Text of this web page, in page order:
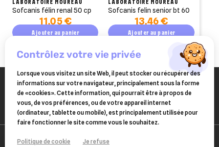
LABORATOIRE MOUREAU
sofcanis félin renal 50 cp
11,05 €
Ajouter au panier
LABORATOIRE MOUREAU
sofcanis felin senior bt 60
13,46 €
Ajouter au panier
add_circle_outline Créer une nouvelle liste
((cancelText)) ((modalDeleteText))
Annuler Créer une liste d'envies
Annuler Connexion
contrôlez votre vie privée
Lorsque vous visitez un site Web, il peut stocker ou récupérer des
informations sur votre navigateur, principalement sous la forme
de «cookies». Cette information, qui pourrait être à propos de
vous, de vos préférences, ou de votre appareil internet
(ordinateur, tablette ou mobile), est principalement utilisée pour
faire fonctionner le site comme vous le souhaitez.
Politique de cookie Je refuse